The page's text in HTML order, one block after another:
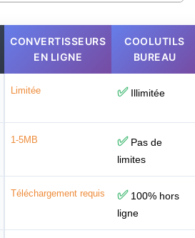
CONVERTISSEURS
EN LIGNE
COOLUTILS
BUREAU
Limitée ✅Illimitée
1-5MB ✅Pas de
limites
Téléchargement requis ✅100% hors
ligne